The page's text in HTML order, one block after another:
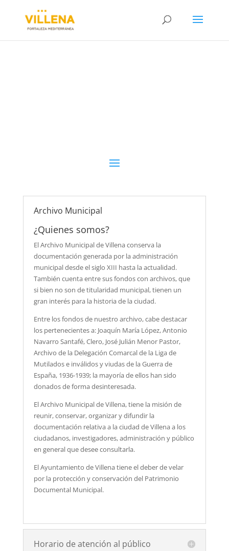
Archivo Municipal
¿Quienes somos?
El Archivo Municipal de Villena conserva la
documentación generada por la administración
municipal desde el siglo XIII hasta la actualidad.
También cuenta entre sus fondos con archivos, que
si bien no son de titularidad municipal, tienen un
gran interés para la historia de la ciudad.
Entre los fondos de nuestro archivo, cabe destacar
los pertenecientes a: Joaquín María López, Antonio
Navarro Santafé, Clero, José Julián Menor Pastor,
Archivo de la Delegación Comarcal de la Liga de
Mutilados e inválidos y viudas de la Guerra de
España, 1936-1939; la mayoría de ellos han sido
donados de forma desinteresada.
El Archivo Municipal de Villena, tiene la misión de
reunir, conservar, organizar y difundir la
documentación relativa a la ciudad de Villena a los
ciudadanos, investigadores, administración y público
en general que desee consultarla.
El Ayuntamiento de Villena tiene el deber de velar
por la protección y conservación del Patrimonio
Documental Municipal.
Horario de atención al público